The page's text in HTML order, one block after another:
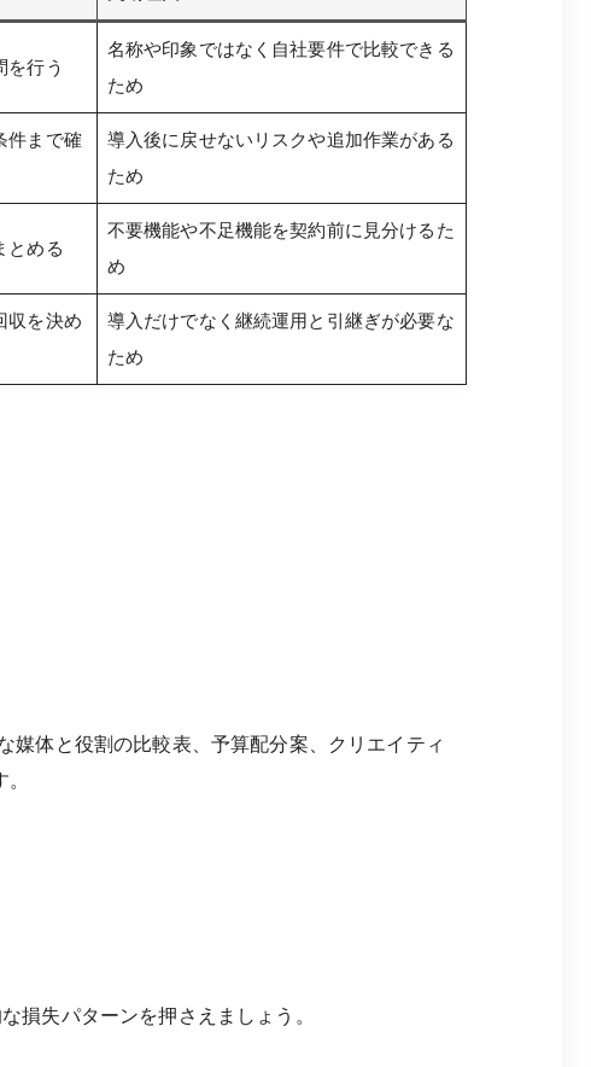
を行う
名称や印象ではなく自社要件で比較できる
ため
件まで確
導入後に戻せないリスクや追加作業がある
ため
とめる
不要機能や不足機能を契約前に見分けるた
め
収を決め
導入だけでなく継続運用と引継ぎが必要な
ため
体と役割の比較表、予算配分案、クリエイティ
損失パターンを押さえましょう。